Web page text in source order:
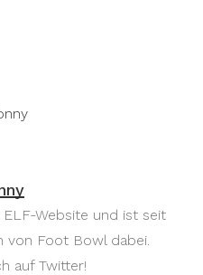
Website und ist seit
von Foot Bowl dabei.
auf Twitter!